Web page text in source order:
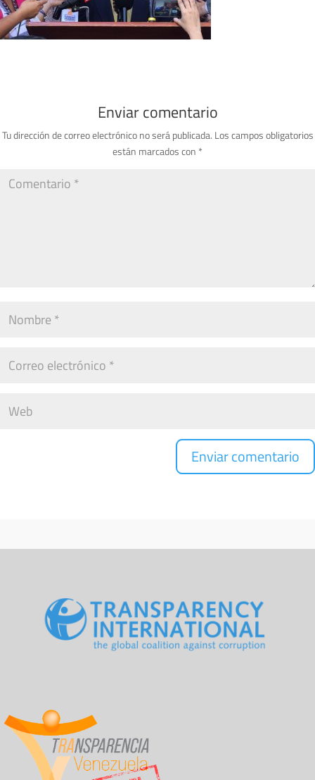
Enviar comentario
Tu dirección de correo electrónico no será publicada. Los campos obligatorios
están marcados con *